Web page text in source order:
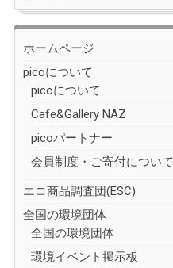
ホームページ
picoについて
picoについて
Cafe&Gallery NAZ
picoパートナー
会員制度・ご寄付について
エコ商品調査団(ESC)
全国の環境団体
全国の環境団体
環境イベント掲示板